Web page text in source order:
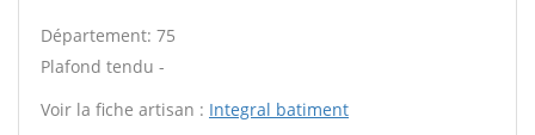
Département: 75
Plafond tendu -
Voir la fiche artisan : Integral batiment